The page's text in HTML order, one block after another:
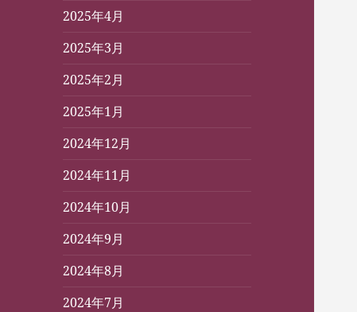
2025年4月
2025年3月
2025年2月
2025年1月
2024年12月
2024年11月
2024年10月
2024年9月
2024年8月
2024年7月